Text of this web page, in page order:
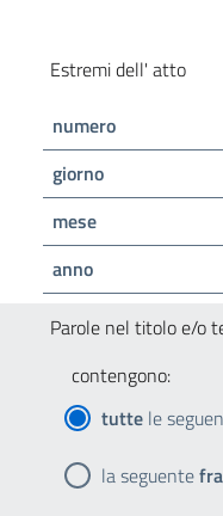
Estremi dell' atto
numero
giorno
mese
anno
Parole nel titolo e/o
contengono:
tutte le
la seguente